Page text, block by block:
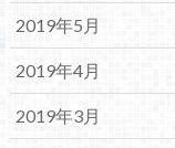
2019年5月
2019年4月
2019年3月